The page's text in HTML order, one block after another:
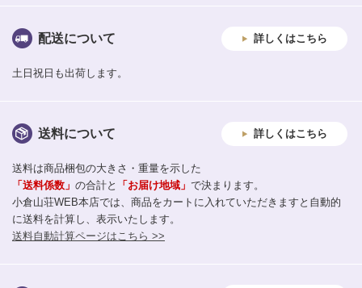
配送について 詳しくはこちら
土日祝日も出荷します。
送料について 詳しくはこちら
送料は商品梱包の大きさ・重量を示した
「送料係数」 の合計と 「お届け地域」 で決まります。
小倉山荘WEB本店では、商品をカートに入れていただきますと自動的
に送料を計算し、表示いたします。
送料自動計算ページはこちら >>